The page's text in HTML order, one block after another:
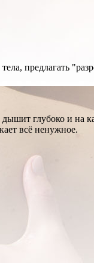
предлагать
глубоко и на
всё ненужное.